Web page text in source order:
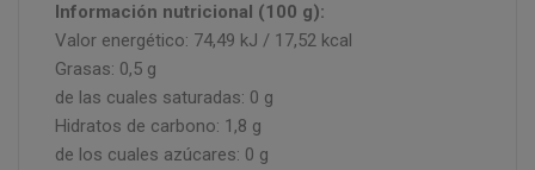
Información nutricional (100 g):
Valor energético: 74,49 kJ / 17,52 kcal
Grasas: 0,5 g
de las cuales saturadas: 0 g
Hidratos de carbono: 1,8 g
de los cuales azúcares: 0 g